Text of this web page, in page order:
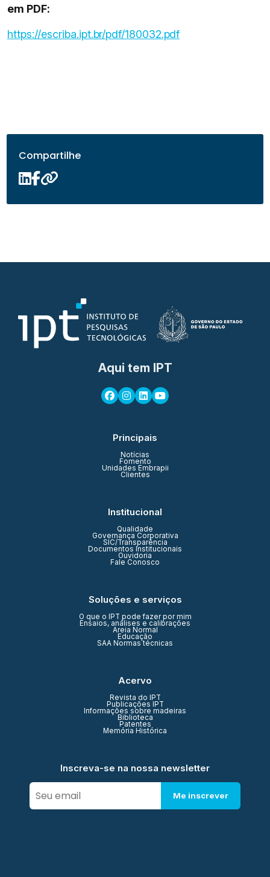
em PDF:
https://escriba.ipt.br/pdf/180032.pdf
Compartilhe
Aqui tem IPT
Principais
Notícias
Fomento
Unidades Embrapii
Clientes
Institucional
Qualidade
Governança Corporativa
SIC/Transparência
Documentos Institucionais
Ouvidoria
Fale Conosco
Soluções e serviços
O que o IPT pode fazer por mim
Ensaios, análises e calibrações
Areia Normal
Educação
SAA Normas técnicas
Acervo
Revista do IPT
Publicações IPT
Informações sobre madeiras
Biblioteca
Patentes
Memória Histórica
Inscreva-se na nossa newsletter
Me inscrever